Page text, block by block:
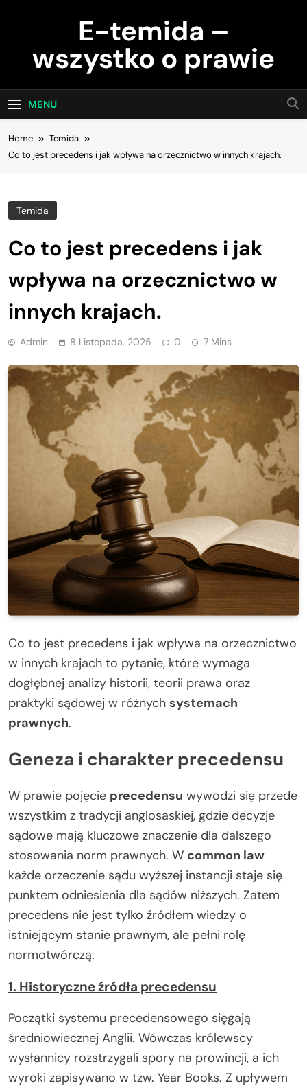
E-temida –
wszystko o prawie
MENU
Home
Temida
Co to jest precedens i jak wpływa na orzecznictwo w innych krajach.
Temida
Co to jest precedens i jak
wpływa na orzecznictwo w
innych krajach.
Admin 8 Listopada, 2025 0 7 Mins
Co to jest precedens i jak wpływa na orzecznictwo
w innych krajach to pytanie, które wymaga
dogłębnej analizy historii, teorii prawa oraz
praktyki sądowej w różnych systemach
prawnych.
Geneza i charakter precedensu
W prawie pojęcie precedensu wywodzi się przede
wszystkim z tradycji anglosaskiej, gdzie decyzje
sądowe mają kluczowe znaczenie dla dalszego
stosowania norm prawnych. W common law
każde orzeczenie sądu wyższej instancji staje się
punktem odniesienia dla sądów niższych. Zatem
precedens nie jest tylko źródłem wiedzy o
istniejącym stanie prawnym, ale pełni rolę
normotwórczą.
1. Historyczne źródła precedensu
Początki systemu precedensowego sięgają
średniowiecznej Anglii. Wówczas królewscy
wysłannicy rozstrzygali spory na prowincji, a ich
wyroki zapisywano w tzw. Year Books. Z upływem